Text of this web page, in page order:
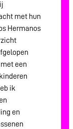
met hun
Hermanos
een
ik
en